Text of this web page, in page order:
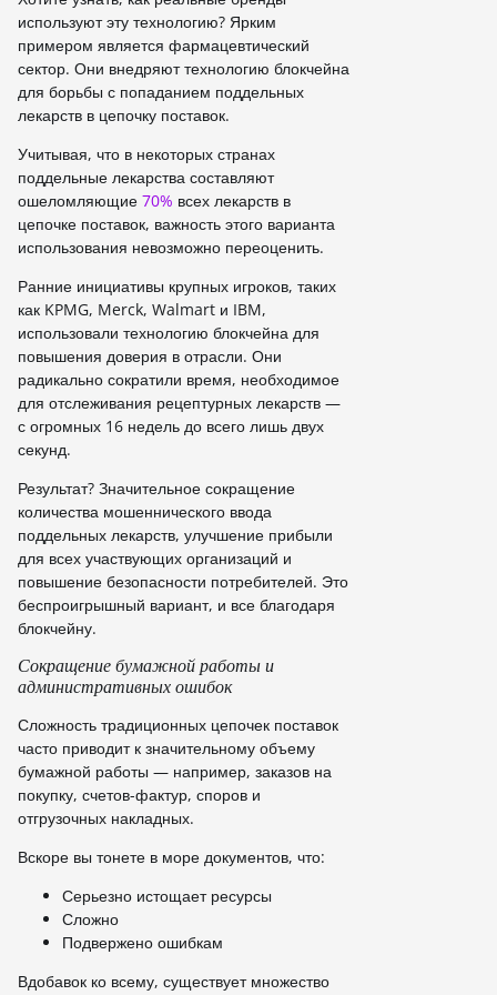
используют эту технологию? Ярким
примером является фармацевтический
сектор. Они внедряют технологию блокчейна
для борьбы с попаданием поддельных
лекарств в цепочку поставок.
Учитывая, что в некоторых странах
поддельные лекарства составляют
ошеломляющие 70% всех лекарств в
цепочке поставок, важность этого варианта
использования невозможно переоценить.
Ранние инициативы крупных игроков, таких
как KPMG, Merck, Walmart и IBM,
использовали технологию блокчейна для
повышения доверия в отрасли. Они
радикально сократили время, необходимое
для отслеживания рецептурных лекарств —
с огромных 16 недель до всего лишь двух
секунд.
Результат? Значительное сокращение
количества мошеннического ввода
поддельных лекарств, улучшение прибыли
для всех участвующих организаций и
повышение безопасности потребителей. Это
беспроигрышный вариант, и все благодаря
блокчейну.
Сокращение бумажной работы и
административных ошибок
Сложность традиционных цепочек поставок
часто приводит к значительному объему
бумажной работы — например, заказов на
покупку, счетов-фактур, споров и
отгрузочных накладных.
Вскоре вы тонете в море документов, что:
Серьезно истощает ресурсы
Сложно
Подвержено ошибкам
Вдобавок ко всему, существует множество